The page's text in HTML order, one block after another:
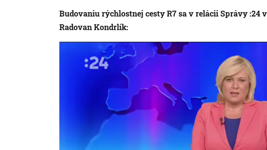
Budovaniu rýchlostnej cesty R7 sa v relácii Správy :24
Radovan Kondrlík: